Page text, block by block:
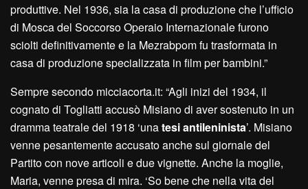
produttive. Nel 1936, sia la casa di produzione che l’ufficio
di Mosca del Soccorso Operaio Internazionale furono
sciolti definitivamente e la Mezrabpom fu trasformata in
casa di produzione specializzata in film per bambini.”
Sempre secondo micciacorta.it: “Agli inizi del 1934, il
cognato di Togliatti accusò Misiano di aver sostenuto in un
dramma teatrale del 1918 ‘unatesi antileninista’. Misiano
venne pesantemente accusato anche sul giornale del
Partito con nove articoli e due vignette. Anche la moglie,
Maria, venne presa di mira. ‘So bene che nella vita del